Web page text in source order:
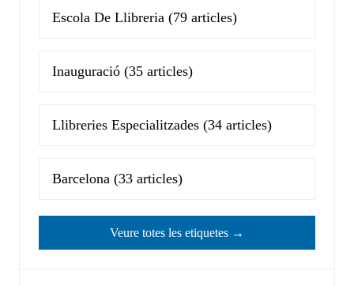
Escola De Llibreria (79 articles)
Inauguració (35 articles)
Llibreries Especialitzades (34 articles)
Barcelona (33 articles)
Veure totes les etiquetes →